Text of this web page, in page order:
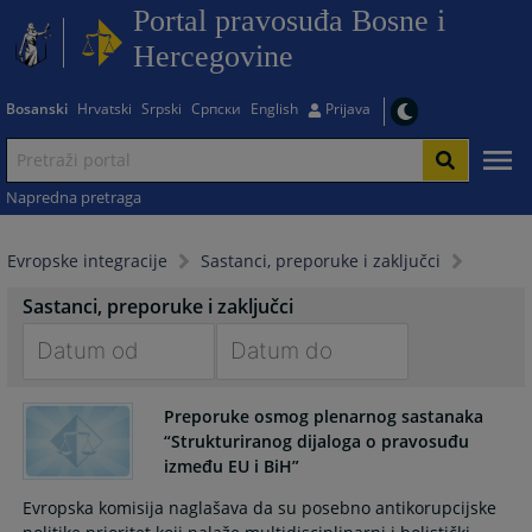
Portal pravosuđa Bosne i
Hercegovine
Bosanski Hrvatski Srpski Српски English Prijava
Napredna pretraga
Evropske integracije Sastanci, preporuke i zaključci
Sastanci, preporuke i zaključci
forward
interact
the
forward
to
interact
the
Preporuke osmog plenarnog sastanaka
“Strukturiranog dijaloga o pravosuđu
između EU i BiH”
Evropska komisija naglašava da su posebno antikorupcijske